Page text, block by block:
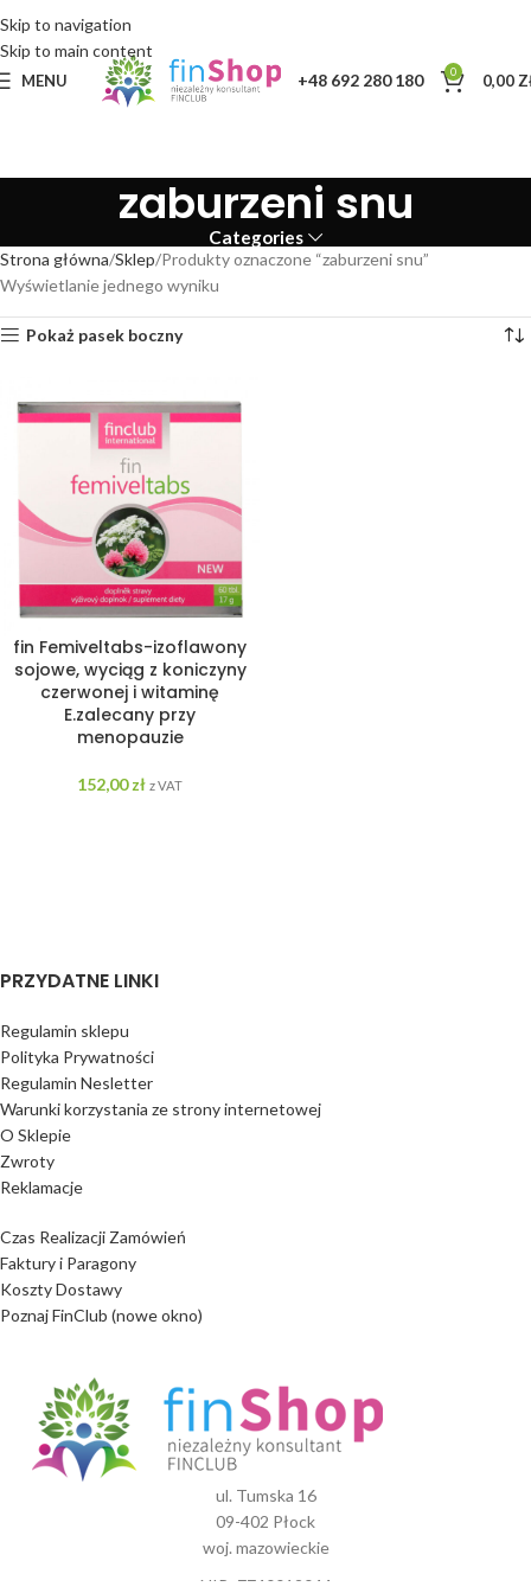
Skip to navigation
Skip to main content
MENU +48 692 280 180 0 0,00
zaburzeni snu
Categories
Strona główna Sklep Produkty oznaczone “zaburzeni snu”
Wyświetlanie jednego wyniku
Pokaż pasek boczny
fin Femiveltabs-izoflawony
sojowe, wyciąg z koniczyny
czerwonej i witaminę
E.zalecany przy
menopauzie
152,00zł z VAT
PRZYDATNE LINKI
Regulamin sklepu
Polityka Prywatności
Regulamin Nesletter
Warunki korzystania ze strony internetowej
O Sklepie
Zwroty
Reklamacje
Czas Realizacji Zamówień
Faktury i Paragony
Koszty Dostawy
Poznaj FinClub (nowe okno)
ul. Tumska 16
09-402 Płock
woj. mazowieckie
NIP: 7740012044